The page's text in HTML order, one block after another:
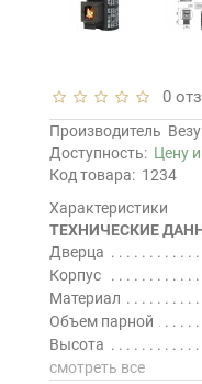
0
Производитель
Доступность: Цену
Код товара: 1234
Характеристики
ТЕХНИЧЕСКИЕ
Дверца
Корпус
Материал
Объем парной
Высота
смотреть все